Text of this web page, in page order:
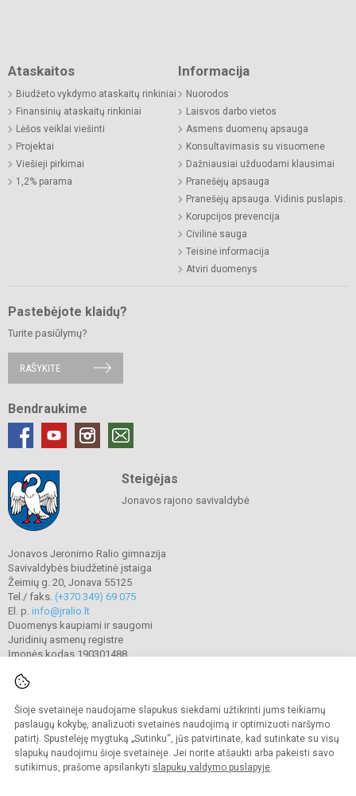
Šioje svetainėje naudojame slapukus siekdami užtikrinti jums teikiamų
paslaugų kokybę, analizuoti svetainės naudojimą ir optimizuoti naršymo
patirtį. Spustelėję mygtuką „Sutinku“, jūs patvirtinate, kad sutinkate su visų
slapukų naudojimu šioje svetainėje. Jei norite atšaukti arba pakeisti savo
sutikimus, prašome apsilankyti slapukų valdymo puslapyje.
Ataskaitos
Biudžeto vykdymo ataskaitų rinkiniai
Finansinių ataskaitų rinkiniai
Lėšos veiklai viešinti
Projektai
Viešieji pirkimai
1,2% parama
Informacija
Nuorodos
Laisvos darbo vietos
Asmens duomenų apsauga
Konsultavimasis su visuomene
Dažniausiai užduodami klausimai
Pranešėjų apsauga
Pranešėjų apsauga. Vidinis puslapis.
Korupcijos prevencija
Civilinė sauga
Teisinė informacija
Atviri duomenys
Pastebėjote klaidų?
Turite pasiūlymų?
RAŠYKITE
Bendraukime
Steigėjas
Jonavos rajono savivaldybė
Jonavos Jeronimo Ralio gimnazija
Savivaldybės biudžetinė įstaiga
Žeimių g. 20, Jonava 55125
Tel./ faks. (+370 349) 69 075
El. p. info@jralio.lt
Duomenys kaupiami ir saugomi
Juridinių asmenų registre
Įmonės kodas 190301488
© 2023. Jonavos Jeronimo Ralio gimnazija. Visos teisės saugomos.
Kopijuoti turinį be raštiško gimnazijos sutikimo griežtai draudžiama.
Prieinamumo paraiška Slapukų valdymas
Sumanus būdas atnaujinti